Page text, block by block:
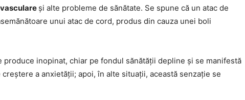
și alte probleme de sănătate. Se spune că un atac de
unui atac de cord, produs din cauza unei boli
produce inopinat, chiar pe fondul sănătății depline și se manifestă
a anxietății; apoi, în alte situații, această senzație se